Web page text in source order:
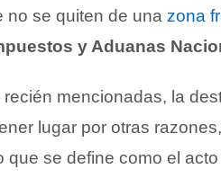
no se quiten de una zona
y Aduanas
mencionadas, la
lugar por otras
que se define como el